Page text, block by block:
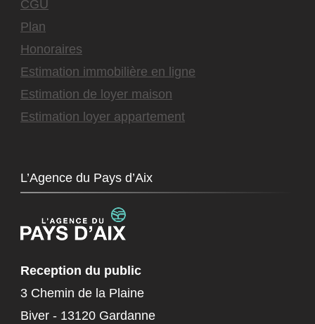
CGU
Plan
Honoraires
Estimation immobilière en ligne
Estimation de loyer maison
Estimation loyer appartement
L’Agence du Pays d’Aix
Reception du public
3 Chemin de la Plaine
Biver - 13120 Gardanne